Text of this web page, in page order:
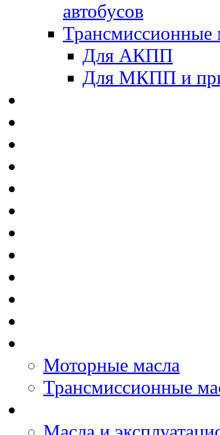
автобусов
Трансмиссионные
Для АКПП
Для МКПП и
Моторные масла
Трансмиссионные